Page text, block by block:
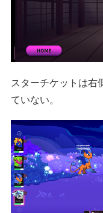
スターチケットは右
ていない。